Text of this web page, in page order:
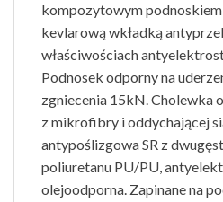
kompozytowym
kevlarową wkładką
właściwościach
Podnosek odporny na
zgniecenia 15kN. Cholewka
z mikrofibry i oddychającej
antypoślizgowa SR z
poliuretanu PU/PU,
olejoodporna. Zapinane na